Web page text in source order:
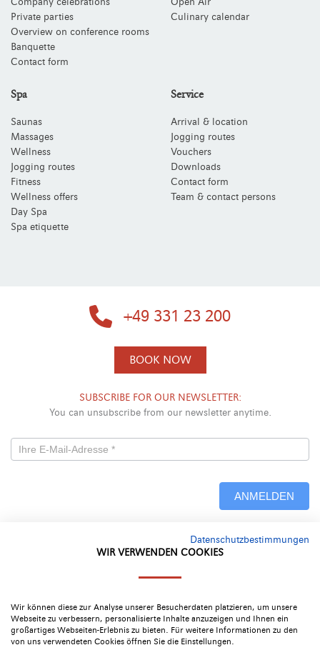
Private parties
Overview on conference rooms
Banquette
Contact form
Culinary calendar
Spa
Saunas
Massages
Wellness
Jogging routes
Fitness
Wellness offers
Day Spa
Spa etiquette
Service
Arrival & location
Jogging routes
Vouchers
Downloads
Contact form
Team & contact persons
+49 331 23 200
BOOK NOW
SUBSCRIBE FOR OUR NEWSLETTER:
You can unsubscribe from our newsletter anytime.
Newsletterformular
ANMELDEN
4.4
Datenschutzbestimmungen
WIR VERWENDEN COOKIES
Wir können diese zur Analyse unserer Besucherdaten platzieren, um unsere
Webseite zu verbessern, personalisierte Inhalte anzuzeigen und Ihnen ein
großartiges Webseiten-Erlebnis zu bieten. Für weitere Informationen zu den
von uns verwendeten Cookies öffnen Sie die Einstellungen.